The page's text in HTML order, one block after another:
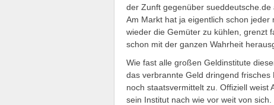
der Zunft gegenüber sueddeutsche.de
Am Markt hat ja eigentlich schon
wieder die Gemüter zu kühlen, grenzt
schon mit der ganzen Wahrheit
Wie fast alle großen Geldinstitute
das verbrannte Geld dringend
noch staatsvermittelt zu. Offiziell weist
sein Institut nach wie vor weit von